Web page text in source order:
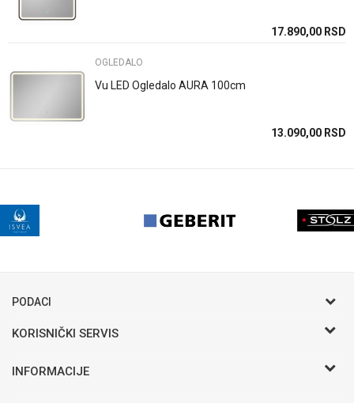
17.890,00 RSD
OGLEDALO
Vu LED Ogledalo AURA 100cm
13.090,00 RSD
PODACI
KORISNIČKI SERVIS
INFORMACIJE